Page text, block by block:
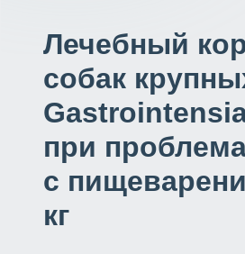
Лечебный
собак
при
с
кг